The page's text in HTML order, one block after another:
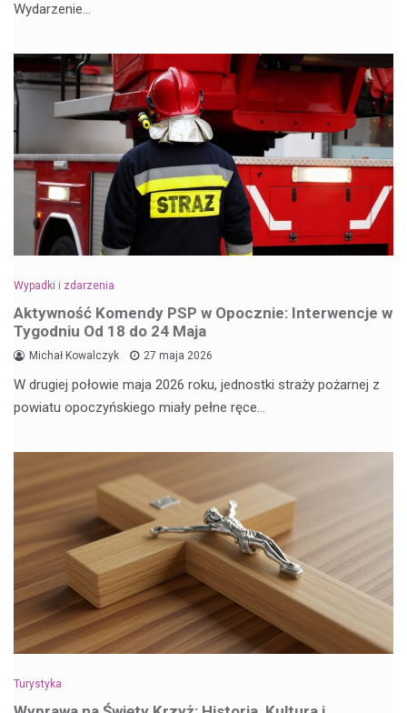
Wydarzenie…
Wypadki i zdarzenia
Aktywność Komendy PSP w Opocznie: Interwencje w
Tygodniu Od 18 do 24 Maja
Michał Kowalczyk 27 maja 2026
W drugiej połowie maja 2026 roku, jednostki straży pożarnej z
powiatu opoczyńskiego miały pełne ręce…
Turystyka